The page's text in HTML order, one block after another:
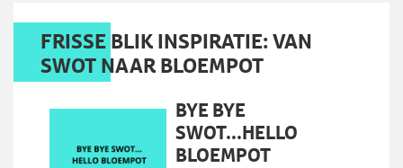
FRISSE BLIK INSPIRATIE: VAN
SWOT NAAR BLOEMPOT
BYE BYE
SWOT...HELLO
BLOEMPOT